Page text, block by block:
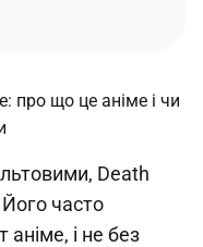
Death
часто
аніме, і не без